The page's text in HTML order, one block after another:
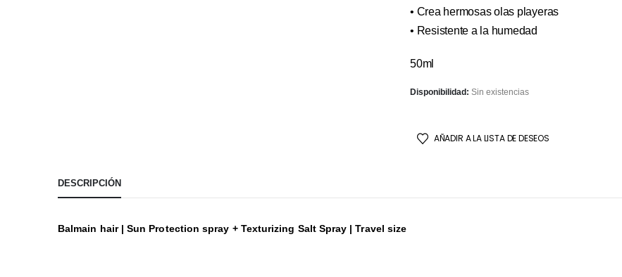
• Crea hermosas olas playeras
• Resistente a la humedad
50ml
Disponibilidad: Sin existencias
AÑADIR A LA LISTA DE DESEOS
DESCRIPCIÓN
Balmain hair | Sun Protection spray + Texturizing Salt Spray | Travel size